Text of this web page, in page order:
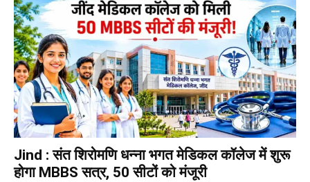
Jind : संत शिरोमणि धन्ना भगत मेडिकल कॉलेज में शुरू
होगा MBBS सत्र, 50 सीटों को मंजूरी